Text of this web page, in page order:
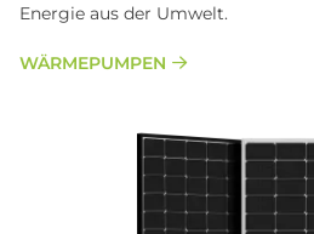
Energie aus der Umwelt.
WÄRMEPUMPEN